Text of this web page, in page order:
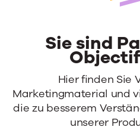
Sie sind
Hier finden Sie
Marketingmaterial und
die zu besserem
unserer